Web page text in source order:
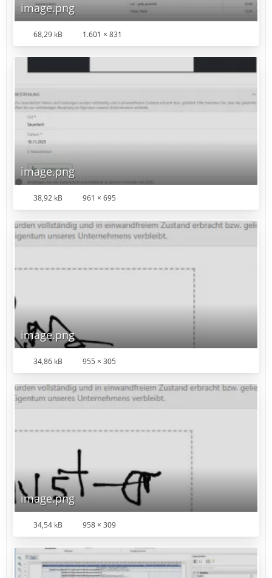
image.png
68,29 kB 1.601 × 831
image.png
38,92 kB 961 × 695
image.png
34,86 kB 955 × 305
image.png
34,54 kB 958 × 309